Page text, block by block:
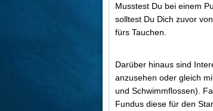
Musstest Du bei einem
solltest Du Dich zuvor
fürs Tauchen.
Darüber hinaus sind
anzusehen oder gleich
und Schwimmflossen).
Fundus diese für den